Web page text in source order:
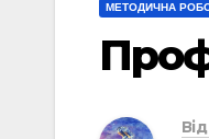
МЕТОДИЧНА
Від